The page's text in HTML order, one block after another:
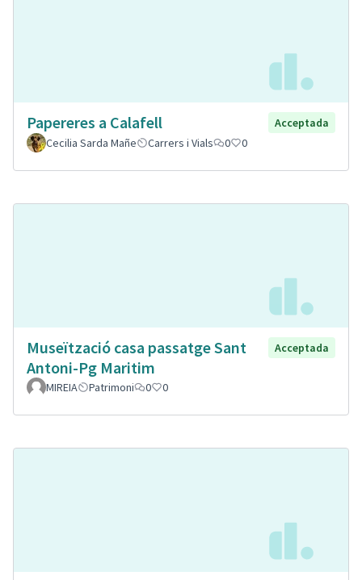
Papereres a Calafell
Acceptada
Cecilia Sarda Mañe
Carrers i Vials 0 0
Museïtzació casa passatge Sant
Antoni-Pg Maritim
Acceptada
MIREIA Patrimoni 0 0